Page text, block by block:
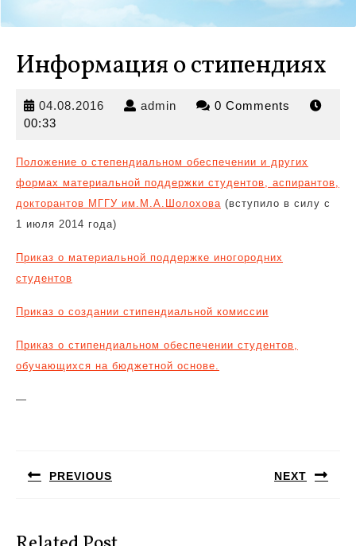
Информация о стипендиях
04.08.2016 04.08.2016
admin admin 0 Comments
00:33
Положение о степендиальном обеспечении и других
формах материальной поддержки студентов, аспирантов,
докторантов МГГУ им.М.А.Шолохова (вступило в силу с
1 июля 2014 года)
Приказ о материальной поддержке иногородних
студентов
Приказ о создании стипендиальной комиссии
Приказ о стипендиальном обеспечении студентов,
обучающихся на бюджетной основе.
—
записям
PREVIOUS NEXT